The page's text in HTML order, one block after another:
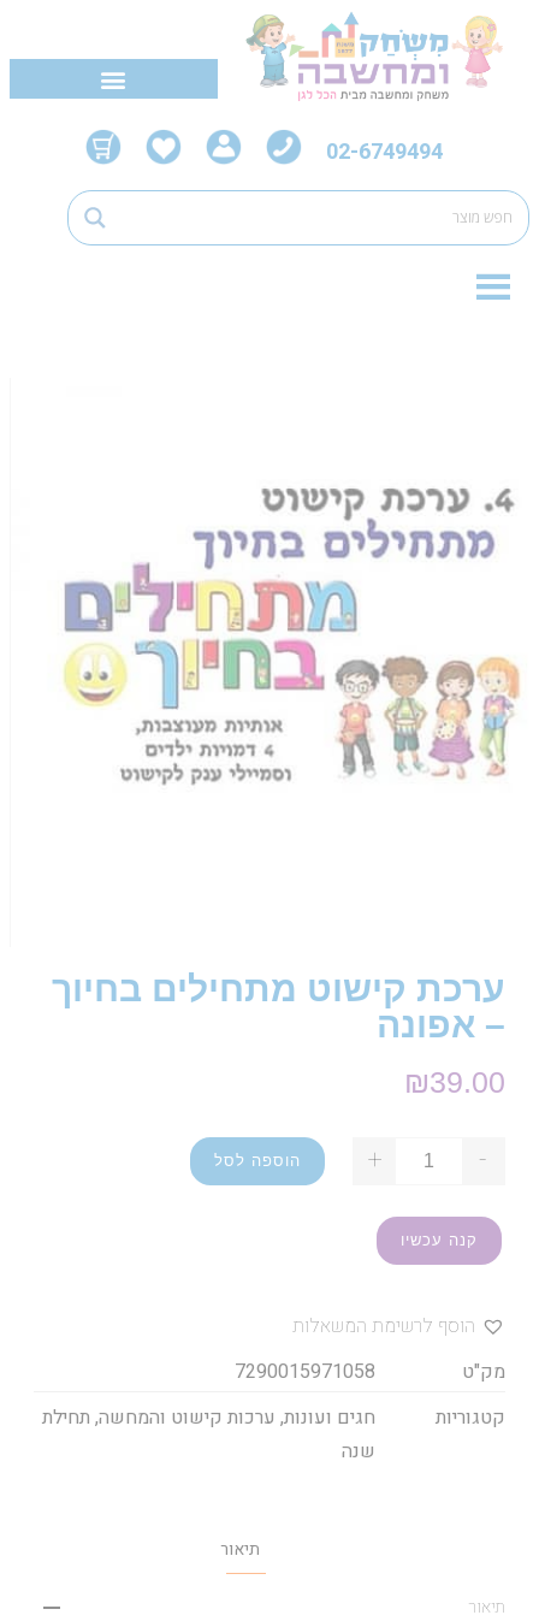
02-6749494
ערכת קישוט מתחילים בחיוך
– אפונה
₪39.00
-
+ הוספה לסל
קנה עכשיו
הוסף לרשימת המשאלות
מק"ט
7290015971058
קטגוריות
חגים ועונות, ערכות קישוט והמחשה, תחילת
שנה
תיאור
תיאור